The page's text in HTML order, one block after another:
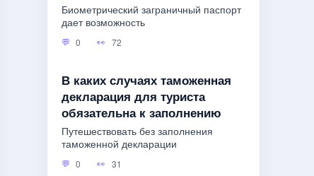
Биометрический заграничный паспорт
дает возможность
0 72
В каких случаях таможенная
декларация для туриста
обязательна к заполнению
Путешествовать без заполнения
таможенной декларации
0 31